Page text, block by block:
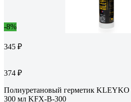
-8%
345 ₽
374 ₽
Полиуретановый герметик
300 мл KFX-B-300